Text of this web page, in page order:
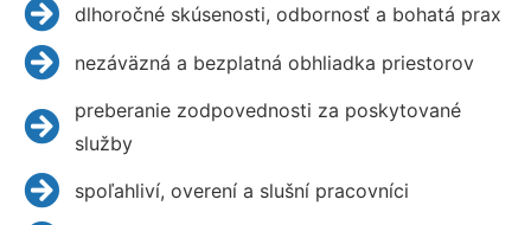
dlhoročné skúsenosti, odbornosť a bohatá prax
nezáväzná a bezplatná obhliadka priestorov
preberanie zodpovednosti za poskytované
služby
spoľahliví, overení a slušní pracovníci